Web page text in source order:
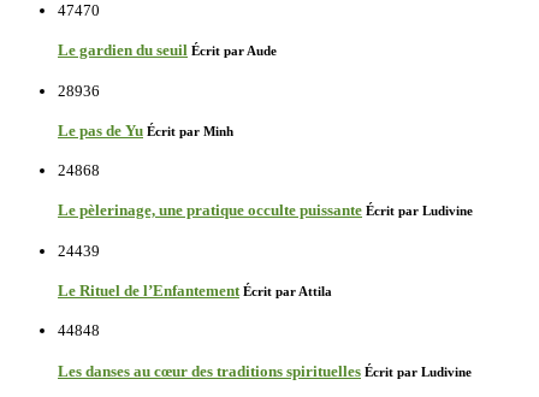
47470
Le gardien du seuil Écrit par Aude
28936
Le pas de Yu Écrit par Minh
24868
Le pèlerinage, une pratique occulte puissante Écrit par Ludivine
24439
Le Rituel de l’Enfantement Écrit par Attila
44848
Les danses au cœur des traditions spirituelles Écrit par Ludivine